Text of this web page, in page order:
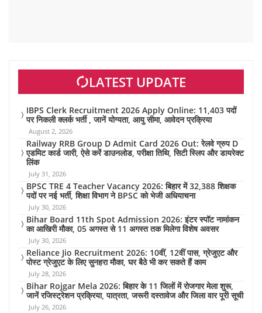
LATEST UPDATE
IBPS Clerk Recruitment 2026 Apply Online: 11,403 पदों
पर निकली क्लर्क भर्ती , जानें योग्यता, आयु सीमा, आवेदन प्रक्रिया
August 2, 2026
Railway RRB Group D Admit Card 2026 Out: रेलवे ग्रुप D
एडमिट कार्ड जारी, ऐसे करें डाउनलोड, परीक्षा तिथि, सिटी स्लिप और डायरेक्ट
लिंक
July 31, 2026
BPSC TRE 4 Teacher Vacancy 2026: बिहार में 32,388 शिक्षक
पदों पर नई भर्ती, शिक्षा विभाग ने BPSC को भेजी अधियाचना
July 30, 2026
Bihar Board 11th Spot Admission 2026: इंटर स्पॉट नामांकन
का आखिरी मौका, 05 अगस्त से 11 अगस्त तक मिलेगा विशेष अवसर
July 30, 2026
Reliance Jio Recruitment 2026: 10वीं, 12वीं पास, ग्रेजुएट और
पोस्ट ग्रेजुएट के लिए सुनहरा मौका, घर बैठे भी कर सकते हैं काम
July 28, 2026
Bihar Rojgar Mela 2026: बिहार के 11 जिलों में रोजगार मेला शुरू,
जानें रजिस्ट्रेशन प्रक्रिया, पात्रता, जरूरी दस्तावेज और जिला वार पूरी सूची
July 26, 2026